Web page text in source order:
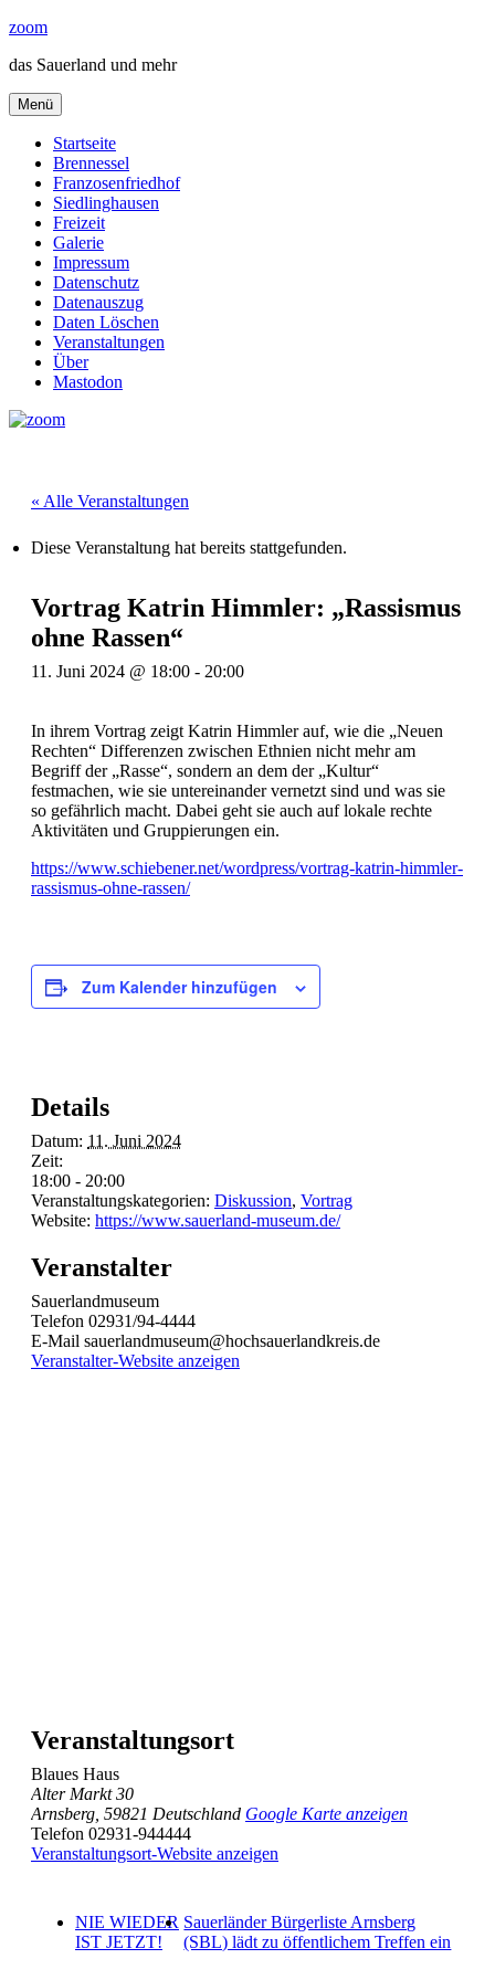
Zum
springen
zoom
das Sauerland und mehr
Menü
Startseite
Brennessel
Franzosenfriedhof
Siedlinghausen
Freizeit
Galerie
Impressum
Datenschutz
Datenauszug
Daten Löschen
Veranstaltungen
Über
Mastodon
« Alle Veranstaltungen
Diese Veranstaltung hat bereits stattgefunden.
Vortrag Katrin Himmler: „Rassismus
ohne Rassen“
11. Juni 2024 @ 18:00 - 20:00
In ihrem Vortrag zeigt Katrin Himmler auf, wie die „Neuen
Rechten“ Differenzen zwischen Ethnien nicht mehr am
Begriff der „Rasse“, sondern an dem der „Kultur“
festmachen, wie sie untereinander vernetzt sind und was sie
so gefährlich macht. Dabei geht sie auch auf lokale rechte
Aktivitäten und Gruppierungen ein.
https://www.schiebener.net/wordpress/vortrag-katrin-himmler-
rassismus-ohne-rassen/
Zum Kalender hinzufügen
Details
Datum: 11. Juni 2024
Zeit:
18:00 - 20:00
Veranstaltungskategorien: Diskussion, Vortrag
Website: https://www.sauerland-museum.de/
Veranstalter
Sauerlandmuseum
Telefon 02931/94-4444
E-Mail sauerlandmuseum@hochsauerlandkreis.de
Veranstalter-Website anzeigen
Veranstaltungsort
Blaues Haus
Alter Markt 30
Arnsberg 59821 Deutschland Google Karte anzeigen
Telefon 02931-944444
Veranstaltungsort-Website anzeigen
NIE WIEDER
IST JETZT!
Sauerländer Bürgerliste Arnsberg
(SBL) lädt zu öffentlichem Treffen ein